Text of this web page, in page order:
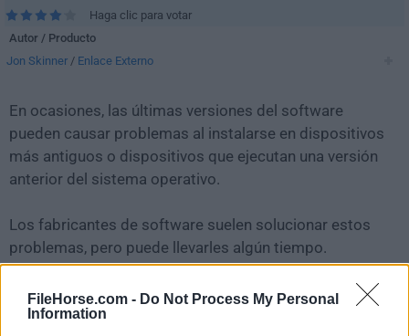
FileHorse.com - Do Not Process My Personal
Information
Haga clic para votar
Autor / Producto
Jon Skinner / Enlace Externo
En ocasiones, las últimas versiones del software
pueden causar problemas al instalarse en dispositivos
más antiguos o dispositivos que ejecutan una versión
anterior del sistema operativo.
Los fabricantes de software suelen solucionar estos
problemas, pero puede llevarles algún tiempo.
Mientras tanto, puedes descargar e instalar una
versión anterior deSublime Text 3124 (64-bit).